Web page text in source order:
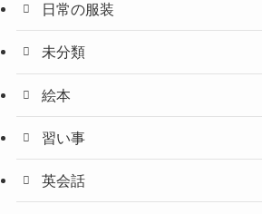
日常の服装
未分類
絵本
習い事
英会話